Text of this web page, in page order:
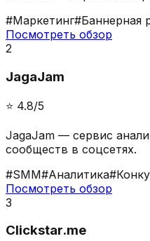
#Маркетинг#Баннерная
Посмотреть обзор
2
JagaJam
⭐️ 4.8/5
JagaJam — сервис
сообществ в соцсетях.
#SMM#Аналитика#
Посмотреть обзор
3
Сlickstar.me